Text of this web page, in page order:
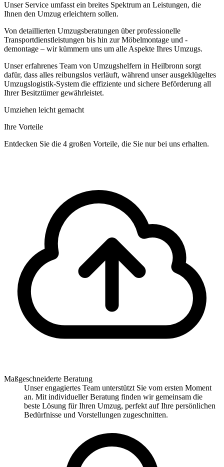
Unser Service umfasst ein breites Spektrum an Leistungen, die
Ihnen den Umzug erleichtern sollen.
Von detaillierten Umzugsberatungen über professionelle
Transportdienstleistungen bis hin zur Möbelmontage und -
demontage – wir kümmern uns um alle Aspekte Ihres Umzugs.
Unser erfahrenes Team von Umzugshelfern in Heilbronn sorgt
dafür, dass alles reibungslos verläuft, während unser ausgeklügeltes
Umzugslogistik-System die effiziente und sichere Beförderung all
Ihrer Besitztümer gewährleistet.
Umziehen leicht gemacht
Ihre Vorteile
Entdecken Sie die 4 großen Vorteile, die Sie nur bei uns erhalten.
Maßgeschneiderte Beratung
Unser engagiertes Team unterstützt Sie vom ersten Moment
an. Mit individueller Beratung finden wir gemeinsam die
beste Lösung für Ihren Umzug, perfekt auf Ihre persönlichen
Bedürfnisse und Vorstellungen zugeschnitten.